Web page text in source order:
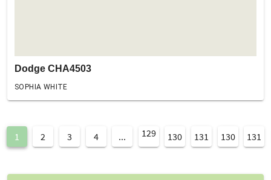
Dodge CHA4503
SOPHIA WHITE
1 2 3 4 ... 129 130 131 130 131